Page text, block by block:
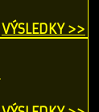
VÝSLEDKY >>